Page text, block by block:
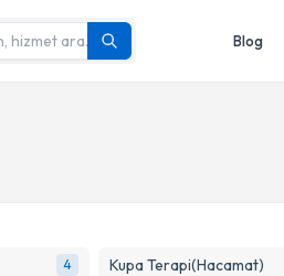
Blog
4 Kupa Terapi(Hacamat)